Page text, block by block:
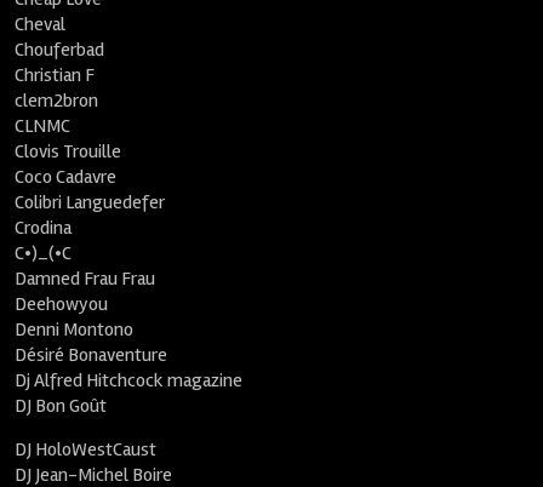
Cheval
Chouferbad
Christian F
clem2bron
CLNMC
Clovis Trouille
Coco Cadavre
Colibri Languedefer
Crodina
C•)_(•C
Damned Frau Frau
Deehowyou
Denni Montono
Désiré Bonaventure
Dj Alfred Hitchcock magazine
DJ Bon Goût
DJ HoloWestCaust
DJ Jean-Michel Boire